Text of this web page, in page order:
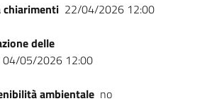
chiarimenti 22/04/2026 12:00
delle
04/05/2026 12:00
ambientale no